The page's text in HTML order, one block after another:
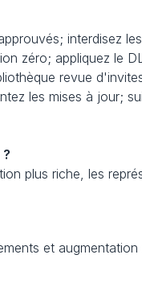
interdisez
zéro; appliquez le
revue
les mises à jour;
plus riche, les
et